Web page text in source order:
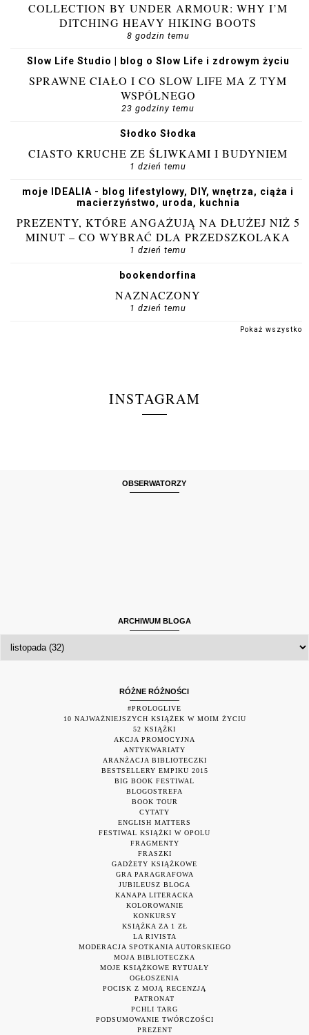
COLLECTION BY UNDER ARMOUR: WHY I’M
DITCHING HEAVY HIKING BOOTS
8 godzin temu
Slow Life Studio | blog o Slow Life i zdrowym życiu
SPRAWNE CIAŁO I CO SLOW LIFE MA Z TYM
WSPÓLNEGO
23 godziny temu
Słodko Słodka
CIASTO KRUCHE ZE ŚLIWKAMI I BUDYNIEM
1 dzień temu
moje IDEALIA - blog lifestylowy, DIY, wnętrza, ciąża i
macierzyństwo, uroda, kuchnia
PREZENTY, KTÓRE ANGAŻUJĄ NA DŁUŻEJ NIŻ 5
MINUT – CO WYBRAĆ DLA PRZEDSZKOLAKA
1 dzień temu
bookendorfina
NAZNACZONY
1 dzień temu
Pokaż wszystko
INSTAGRAM
OBSERWATORZY
ARCHIWUM BLOGA
RÓŻNE RÓŻNOŚCI
#PROLOGLIVE
10 NAJWAŻNIEJSZYCH KSIĄŻEK W MOIM ŻYCIU
52 KSIĄŻKI
AKCJA PROMOCYJNA
ANTYKWARIATY
ARANŻACJA BIBLIOTECZKI
BESTSELLERY EMPIKU 2015
BIG BOOK FESTIWAL
BLOGOSTREFA
BOOK TOUR
CYTATY
ENGLISH MATTERS
FESTIWAL KSIĄŻKI W OPOLU
FRAGMENTY
FRASZKI
GADŻETY KSIĄŻKOWE
GRA PARAGRAFOWA
JUBILEUSZ BLOGA
KANAPA LITERACKA
KOLOROWANIE
KONKURSY
KSIĄŻKA ZA 1 ZŁ
LA RIVISTA
MODERACJA SPOTKANIA AUTORSKIEGO
MOJA BIBLIOTECZKA
MOJE KSIĄŻKOWE RYTUAŁY
OGŁOSZENIA
POCISK Z MOJĄ RECENZJĄ
PATRONAT
PCHLI TARG
PODSUMOWANIE TWÓRCZOŚCI
PREZENT